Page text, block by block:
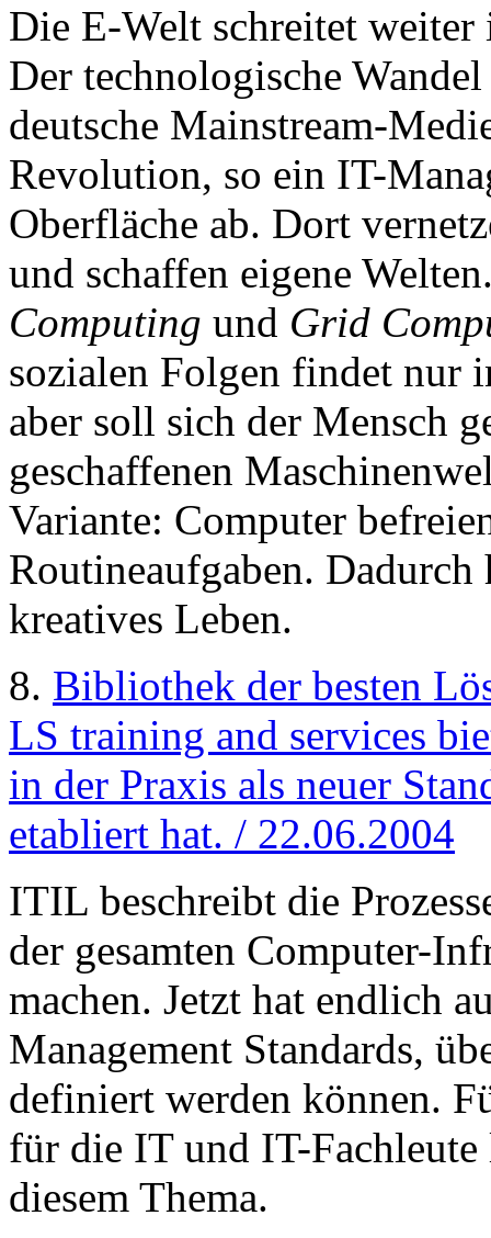
Die E-Welt schreitet weiter
Der technologische
deutsche Mainstream-
Revolution, so ein IT-
Oberfläche ab. Dort
und schaffen eigene
Computing und Grid
sozialen Folgen findet nur
aber soll sich der Mensch
geschaffenen
Variante: Computer
Routineaufgaben.
kreatives Leben.
8. Bibliothek der besten
LS training and services
in der Praxis als neuer
etabliert hat. / 22.06.2004
ITIL beschreibt die
der gesamten Computer-
machen. Jetzt hat endlich
Management Standards,
definiert werden können.
für die IT und IT-
diesem Thema.